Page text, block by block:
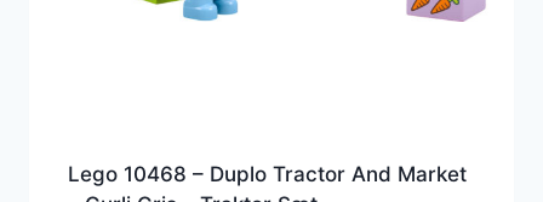
Lego 10468 – Duplo Tractor And Market